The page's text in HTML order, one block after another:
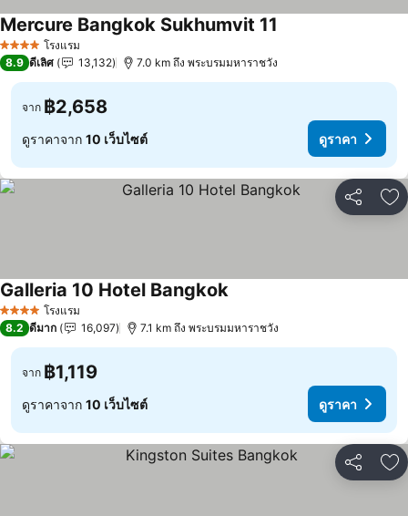
4 ดาว โรงแรม
Mercure Bangkok Sukhumvit 11
8.9 ดีเลิศ 13,132 7.0 km ถึง พระบรมมหาราชวัง
จาก ฿2,658
ดูราคาจาก 10 เว็บไซต์ ดูราคา
แชร์ เ
4 ดาว โรงแรม
Galleria 10 Hotel Bangkok
8.2 ดีมาก 16,097 7.1 km ถึง พระบรมมหาราชวัง
จาก ฿1,119
ดูราคาจาก 10 เว็บไซต์ ดูราคา
แชร์ เ